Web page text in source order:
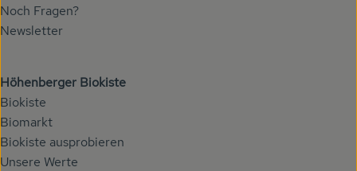
Noch Fragen?
Newsletter
Höhenberger Biokiste
Biokiste
Biomarkt
Biokiste ausprobieren
Unsere Werte